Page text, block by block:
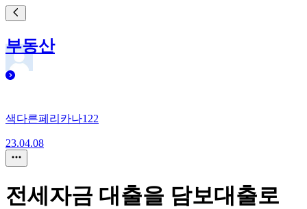
부동산
색다른페리카나122
23.04.08
전세자금 대출을 담보대출로